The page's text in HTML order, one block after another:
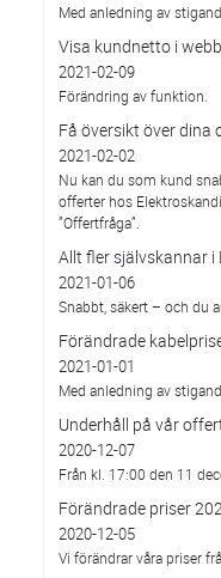
Med anledning av
Visa kundnetto i
2021-02-09
Förändring av funktion.
Få översikt över dina
2021-02-02
Nu kan du som kund
offerter hos
”Offertfråga”.
Allt fler självskannar
2021-01-06
Snabbt, säkert – och du
Förändrade
2021-01-01
Med anledning av
Underhåll på vår
2020-12-07
Från kl. 17:00 den 11
Förändrade priser
2020-12-05
Vi förändrar våra priser